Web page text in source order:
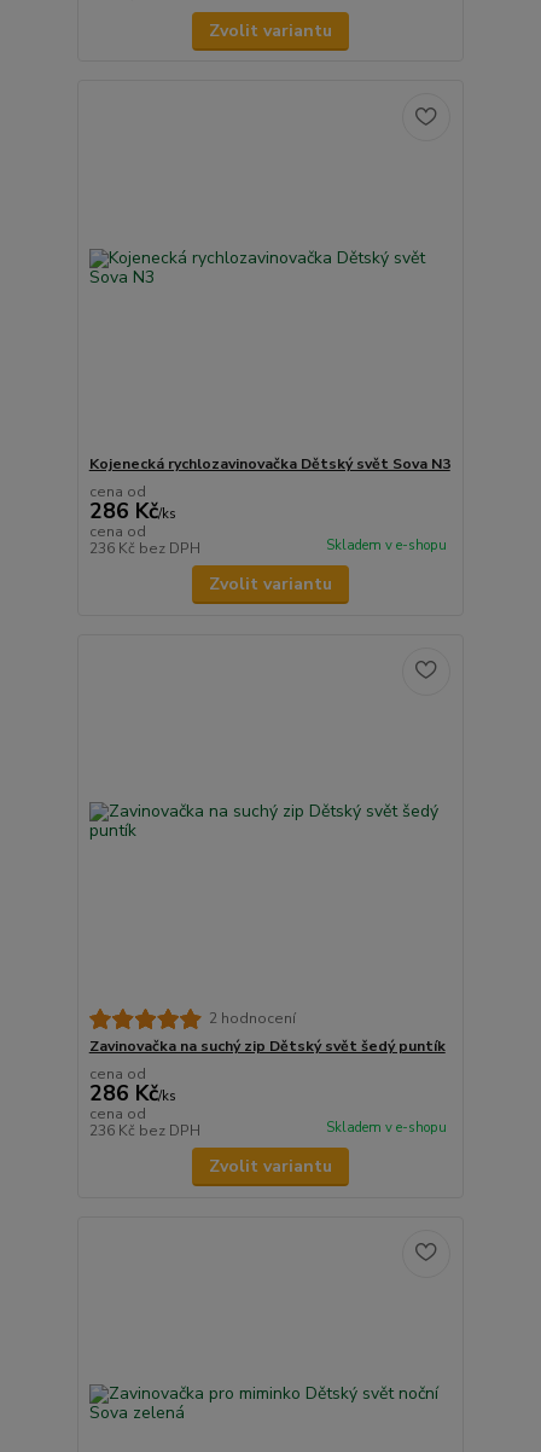
Zvolit variantu
Kojenecká rychlozavinovačka Dětský svět Sova N3
cena od
286 Kč/ks
cena od
236 Kč bez DPH Skladem v e-shopu
Zvolit variantu
2 hodnocení
Zavinovačka na suchý zip Dětský svět šedý puntík
cena od
286 Kč/ks
cena od
236 Kč bez DPH Skladem v e-shopu
Zvolit variantu